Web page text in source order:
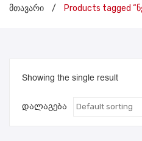
მთავარი / Products tagged
Showing the single result
დალაგება